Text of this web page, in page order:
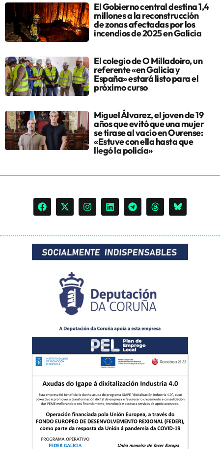
El Gobierno central destina 1,4
millones a la reconstrucción
de zonas afectadas por los
incendios de 2025 en Galicia
El colegio de O Milladoiro, un
referente «en Galicia y
España» estará listo para el
próximo curso
Miguel Álvarez, el joven de 19
años que evitó que una mujer
se tirase al vacío en Ourense:
«Estuve con ella hasta que
llegó la policía»